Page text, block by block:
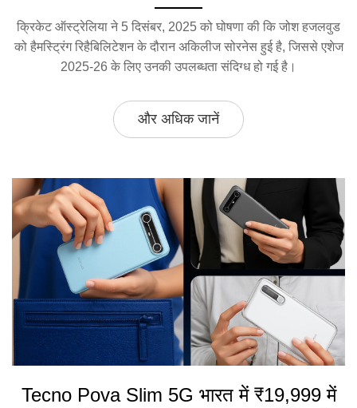
क्रिकेट ऑस्ट्रेलिया ने 5 दिसंबर, 2025 को घोषणा की कि जोश हजलवुड
को हैमस्ट्रिंग रिहैबिलिटेशन के दौरान अकिलीज सोरनेस हुई है, जिससे एशेज
2025-26 के लिए उनकी उपलब्धता संदिग्ध हो गई है।
और अधिक जानें
Tecno Pova Slim 5G भारत में ₹19,999 में